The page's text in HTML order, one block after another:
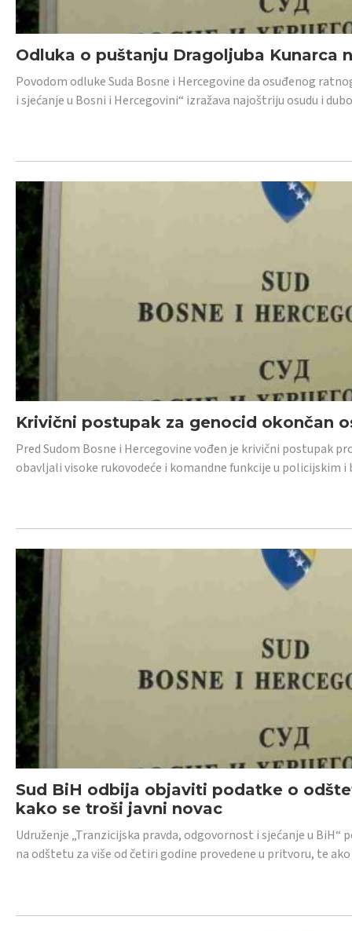
Odluka o puštanju Dragoljuba Kunarca
Povodom odluke Suda Bosne i Hercegovine da osuđenog
i sjećanje u Bosni i Hercegovini“ izražava najoštriju osudu i
Krivični postupak za genocid okončan
Pred Sudom Bosne i Hercegovine vođen je krivični postupak
obavljali visoke rukovodeće i komandne funkcije u policijskim
Sud BiH odbija objaviti podatke o
kako se troši javni novac
Udruženje „Tranzicijska pravda, odgovornost i sjećanje u
na odštetu za više od četiri godine provedene u pritvoru, te